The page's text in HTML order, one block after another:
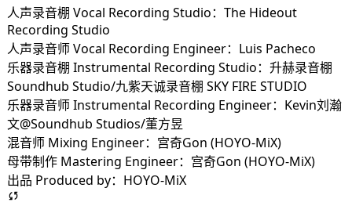
人声录音棚 Vocal Recording Studio：The Hideout
Recording Studio
人声录音师 Vocal Recording Engineer：Luis Pacheco
乐器录音棚 Instrumental Recording Studio：升赫录音棚
Soundhub Studio/九紫天诚录音棚 SKY FIRE STUDIO
乐器录音师 Instrumental Recording Engineer：Kevin刘瀚
文@Soundhub Studios/董方昱
混音师 Mixing Engineer：宫奇Gon (HOYO-MiX)
母带制作 Mastering Engineer：宫奇Gon (HOYO-MiX)
出品 Produced by：HOYO-MiX